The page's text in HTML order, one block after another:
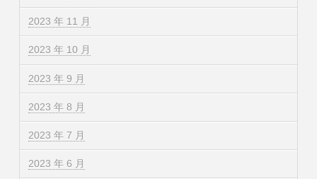
2023 年 11 月
2023 年 10 月
2023 年 9 月
2023 年 8 月
2023 年 7 月
2023 年 6 月